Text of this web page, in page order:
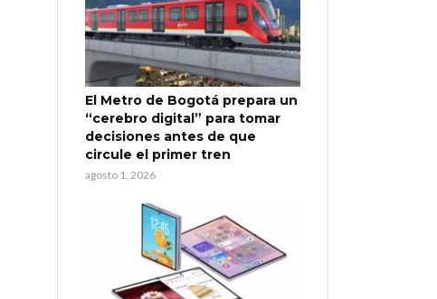
El Metro de Bogotá prepara un
“cerebro digital” para tomar
decisiones antes de que
circule el primer tren
agosto 1, 2026